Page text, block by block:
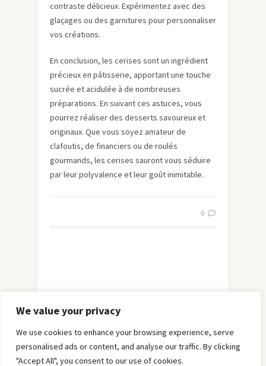
We value your privacy
We use cookies to enhance your browsing experience, serve
personalised ads or content, and analyse our traffic. By clicking
"Accept All", you consent to our use of cookies.
contraste délicieux. Expérimentez avec des
glaçages ou des garnitures pour personnaliser
vos créations.
En conclusion, les cerises sont un ingrédient
précieux en pâtisserie, apportant une touche
sucrée et acidulée à de nombreuses
préparations. En suivant ces astuces, vous
pourrez réaliser des desserts savoureux et
originaux. Que vous soyez amateur de
clafoutis, de financiers ou de roulés
gourmands, les cerises sauront vous séduire
par leur polyvalence et leur goût inimitable.
0